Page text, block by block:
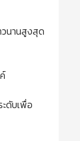
วนานสูงสุด
ะดับเพื่อ